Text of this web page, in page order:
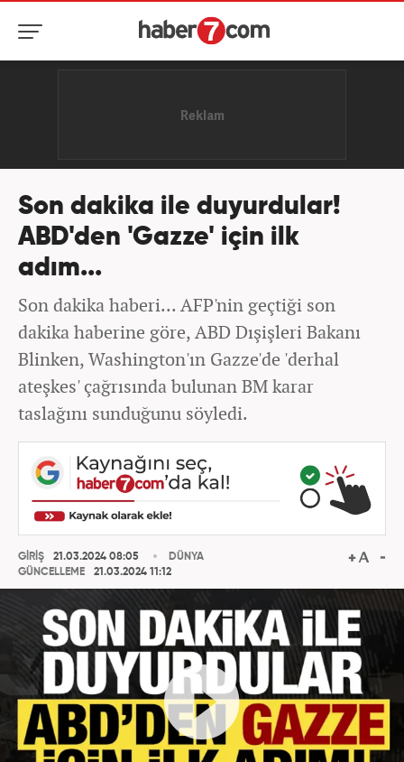
Son dakika ile duyurdular!
ABD'den 'Gazze' için ilk
adım...
Son dakika haberi... AFP'nin geçtiği son
dakika haberine göre, ABD Dışişleri Bakanı
Blinken, Washington'ın Gazze'de 'derhal
ateşkes' çağrısında bulunan BM karar
taslağını sunduğunu söyledi.
GİRİŞ
21.03.2024 08:05
GÜNCELLEME
21.03.2024 11:12
DÜNYA